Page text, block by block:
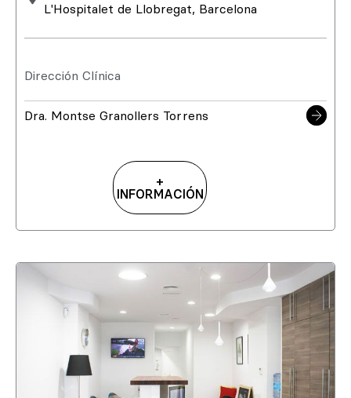
L'Hospitalet de Llobregat, Barcelona
Dirección Clínica
Dra. Montse Granollers Torrens
+
INFORMACIÓN